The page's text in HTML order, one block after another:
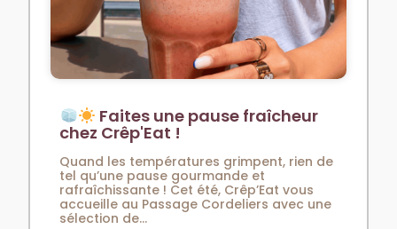
Faites une pause fraîcheur
chez Crêp'Eat !
Quand les températures grimpent, rien de
tel qu’une pause gourmande et
rafraîchissante ! Cet été, Crêp’Eat vous
accueille au Passage Cordeliers avec une
sélection de...